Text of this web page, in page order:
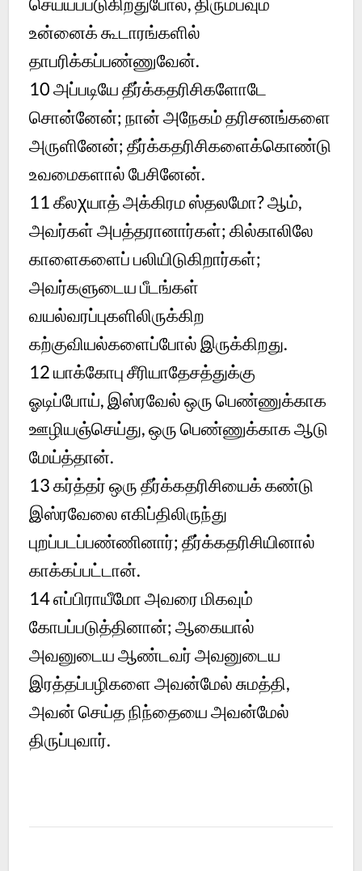
உன்னைக் கூடாரங்களில்
தாபரிக்கப்பண்ணுவேன்.
10அப்படியே தீர்க்கதரிசிகளோடே
சொன்னேன்; நான் அநேகம் தரிசனங்களை
அருளினேன்; தீர்க்கதரிசிகளைக்கொண்டு
உவமைகளால் பேசினேன்.
11கீலχயாத் அக்கிரம ஸ்தலமோ? ஆம்,
அவர்கள் அபத்தரானார்கள்; கில்காலிலே
காளைகளைப் பலியிடுகிறார்கள்;
அவர்களுடைய பீடங்கள்
வயல்வரப்புகளிலிருக்கிற
கற்குவியல்களைப்போல் இருக்கிறது.
12யாக்கோபு சீரியாதேசத்துக்கு
ஓடிப்போய், இஸ்ரவேல் ஒரு பெண்ணுக்காக
ஊழியஞ்செய்து, ஒரு பெண்ணுக்காக ஆடு
மேய்த்தான்.
13கர்த்தர் ஒரு தீர்க்கதரிசியைக் கண்டு
இஸ்ரவேலை எகிப்திலிருந்து
புறப்படப்பண்ணினார்; தீர்க்கதரிசியினால்
காக்கப்பட்டான்.
14எப்பிராயீமோ அவரை மிகவும்
கோபப்படுத்தினான்; ஆகையால்
அவனுடைய ஆண்டவர் அவனுடைய
இரத்தப்பழிகளை அவன்மேல் சுமத்தி,
அவன் செய்த நிந்தையை அவன்மேல்
திருப்புவார்.